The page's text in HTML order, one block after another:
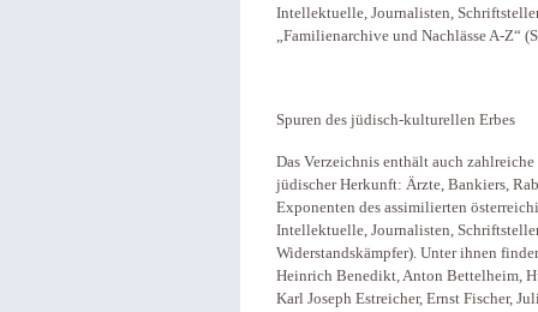
Intellektuelle, Journalisten,
„Familienarchive und Nachlässe A-Z“
Spuren des jüdisch-kulturellen Erbes
Das Verzeichnis enthält auch
jüdischer Herkunft: Ärzte, Bankiers,
Exponenten des assimilierten
Intellektuelle, Journalisten,
Widerstandskämpfer). Unter ihnen
Heinrich Benedikt, Anton Bettelheim,
Karl Joseph Estreicher, Ernst Fischer,